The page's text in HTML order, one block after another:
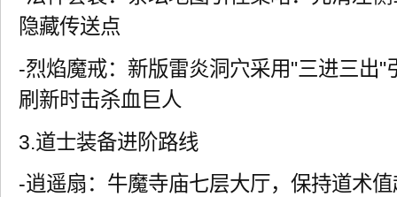
隐藏传送点
-烈焰魔戒：新版雷炎洞穴采用"三进三出"
刷新时击杀血巨人
3.道士装备进阶路线
-逍遥扇：牛魔寺庙七层大厅，保持道术